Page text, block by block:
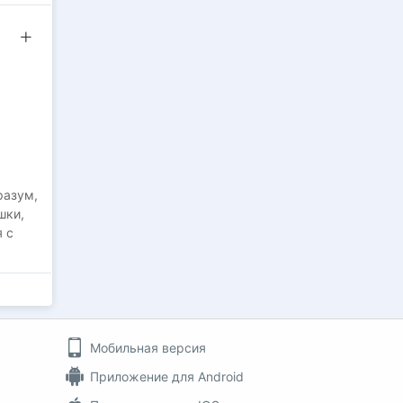
с
Мобильная версия
Приложение для Android